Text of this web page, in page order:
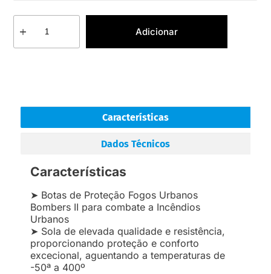
Adicionar
Características
Dados Técnicos
Características
➤ Botas de Proteção Fogos Urbanos
Bombers II para combate a Incêndios
Urbanos
➤ Sola de elevada qualidade e resistência,
proporcionando proteção e conforto
excecional, aguentando a temperaturas de
-50ª a 400º